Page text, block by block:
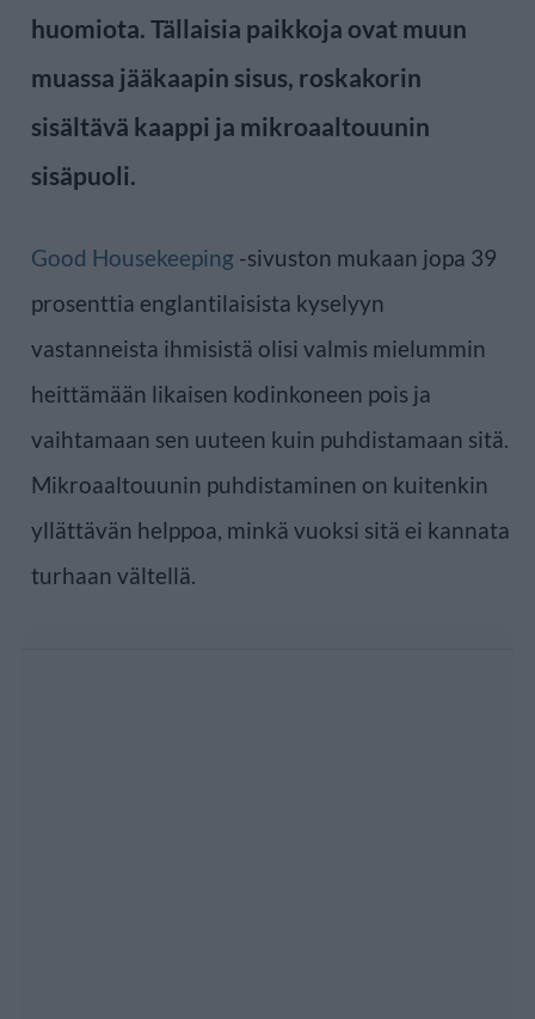
huomiota. Tällaisia paikkoja ovat muun
muassa jääkaapin sisus, roskakorin
sisältävä kaappi ja mikroaaltouunin
sisäpuoli.
Good Housekeeping -sivuston mukaan jopa 39
prosenttia englantilaisista kyselyyn
vastanneista ihmisistä olisi valmis mielummin
heittämään likaisen kodinkoneen pois ja
vaihtamaan sen uuteen kuin puhdistamaan sitä.
Mikroaaltouunin puhdistaminen on kuitenkin
yllättävän helppoa, minkä vuoksi sitä ei kannata
turhaan vältellä.